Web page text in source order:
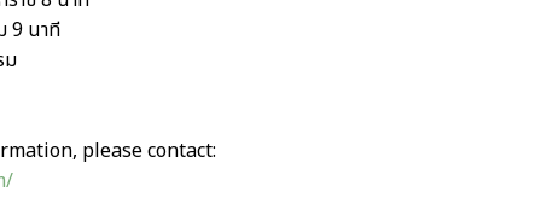
9 นาที
ม
please contact: